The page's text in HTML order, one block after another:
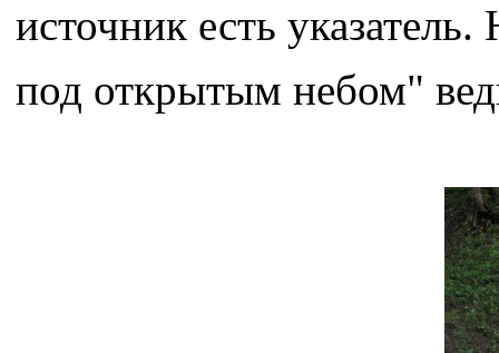
источник есть
под открытым небом"